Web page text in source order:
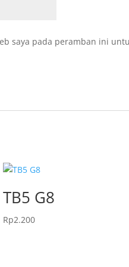
saya pada peramban ini
TB5 G8
Rp2.200